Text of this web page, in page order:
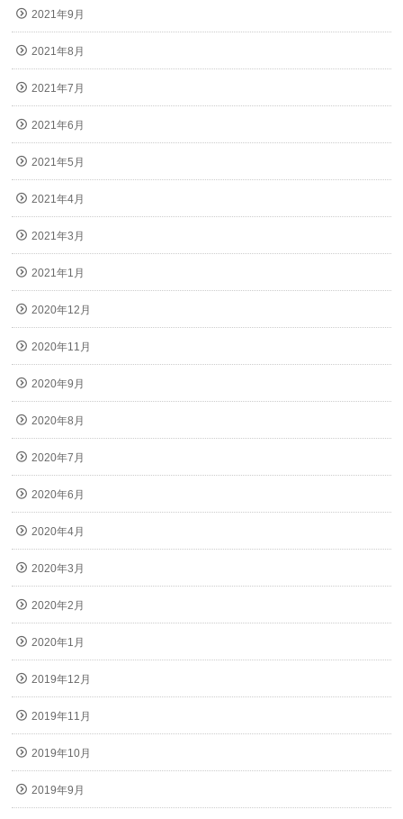
2021年9月
2021年8月
2021年7月
2021年6月
2021年5月
2021年4月
2021年3月
2021年1月
2020年12月
2020年11月
2020年9月
2020年8月
2020年7月
2020年6月
2020年4月
2020年3月
2020年2月
2020年1月
2019年12月
2019年11月
2019年10月
2019年9月